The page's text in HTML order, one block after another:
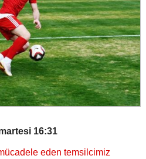
16:31
eden temsilcimiz